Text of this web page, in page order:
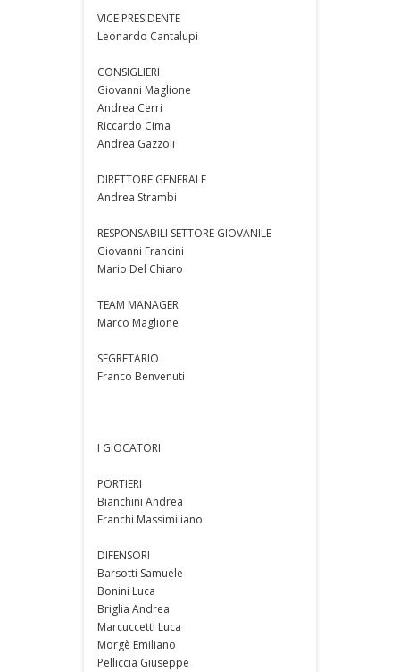
VICE PRESIDENTE
Leonardo Cantalupi
CONSIGLIERI
Giovanni Maglione
Andrea Cerri
Riccardo Cima
Andrea Gazzoli
DIRETTORE GENERALE
Andrea Strambi
RESPONSABILI SETTORE GIOVANILE
Giovanni Francini
Mario Del Chiaro
TEAM MANAGER
Marco Maglione
SEGRETARIO
Franco Benvenuti
I GIOCATORI
PORTIERI
Bianchini Andrea
Franchi Massimiliano
DIFENSORI
Barsotti Samuele
Bonini Luca
Briglia Andrea
Marcuccetti Luca
Morgè Emiliano
Pelliccia Giuseppe